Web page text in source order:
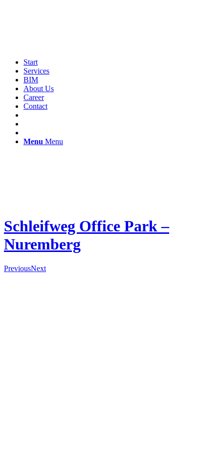
Start
Services
BIM
About Us
Career
Contact
Menu Menu
Schleifweg Office Park –
Nuremberg
PreviousNext